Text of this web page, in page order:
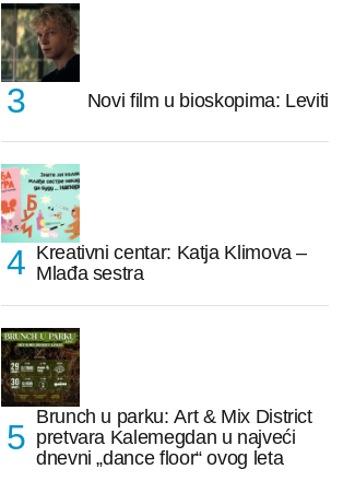
Novi film u bioskopima: Leviti
Kreativni centar: Katja Klimova –
Mlađa sestra
Brunch u parku: Art & Mix District
pretvara Kalemegdan u najveći
dnevni „dance floor“ ovog leta